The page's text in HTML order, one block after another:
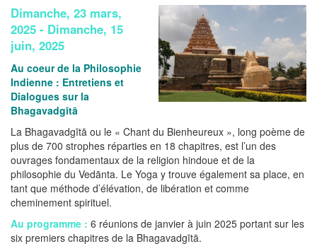
Dimanche, 23 mars,
2025 - Dimanche, 15
juin, 2025
Au coeur de la Philosophie
Indienne : Entretiens et
Dialogues sur la
Bhagavadgītā
La Bhagavadgītā ou le « Chant du Bienheureux », long poème de
plus de 700 strophes réparties en 18 chapitres, est l’un des
ouvrages fondamentaux de la religion hindoue et de la
philosophie du Vedānta. Le Yoga y trouve également sa place, en
tant que méthode d’élévation, de libération et comme
cheminement spirituel.
Au programme : 6 réunions de janvier à juin 2025 portant sur les
six premiers chapitres de la Bhagavadgītā.